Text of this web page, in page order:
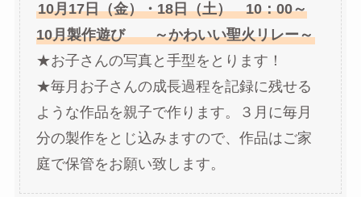
10月17日（金）・18日（土） 10：00～
10月製作遊び ～かわいい聖火リレー～
★お子さんの写真と手型をとります！
★毎月お子さんの成長過程を記録に残せる
ような作品を親子で作ります。３月に毎月
分の製作をとじ込みますので、作品はご家
庭で保管をお願い致します。